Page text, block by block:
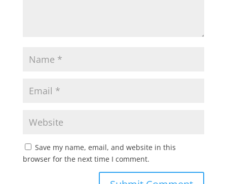
Save my name, email, and website in this
browser for the next time I comment.